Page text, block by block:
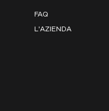
FAQ
L'AZIENDA